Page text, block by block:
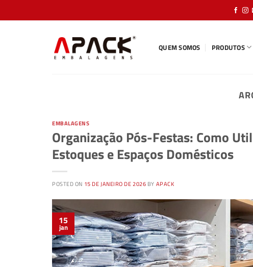
to
QUEM SOMOS PRODUTOS
EMBALAGENS
Organização Pós-Festas: Como
Estoques e Espaços Domésticos
POSTED ON 15 DE JANEIRO DE 2026 BY APACK
15
jan